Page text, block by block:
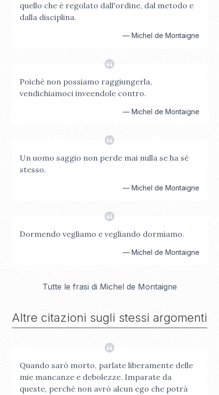
quello che è regolato dall'ordine, dal metodo e
dalla disciplina.
— Michel de Montaigne
Poiché non possiamo raggiungerla,
vendichiamoci inveendole contro.
— Michel de Montaigne
Un uomo saggio non perde mai nulla se ha sé
stesso.
— Michel de Montaigne
Dormendo vegliamo e vegliando dormiamo.
— Michel de Montaigne
Tutte le frasi di Michel de Montaigne
Altre citazioni sugli stessi argomenti
Quando sarò morto, parlate liberamente delle
mie mancanze e debolezze. Imparate da
queste, perché non avrò alcun ego che potrà